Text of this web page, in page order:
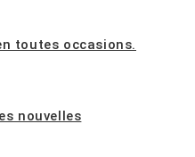
toutes occasions.
nouvelles